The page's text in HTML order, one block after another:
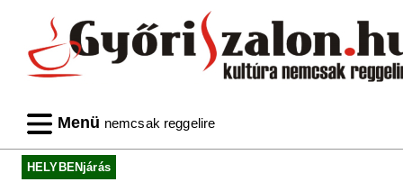
Menü nemcsak reggelire
HELYBENjárás